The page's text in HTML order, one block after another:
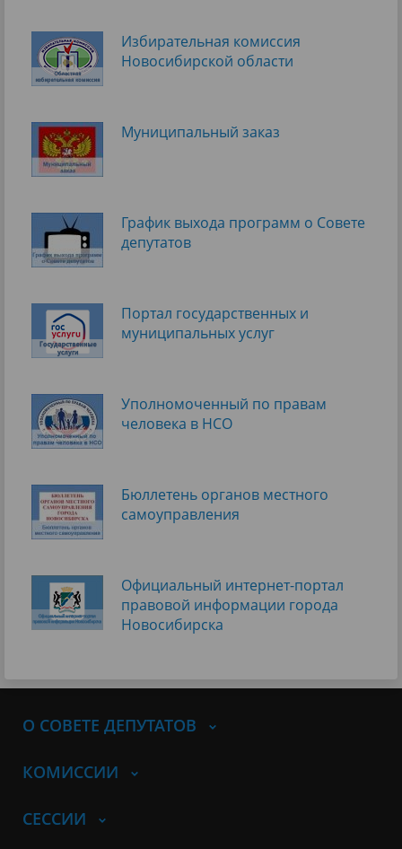
Избирательная комиссия
Новосибирской области
Муниципальный заказ
График выхода программ о Cовете
депутатов
Портал государственных и
муниципальных услуг
Уполномоченный по правам
человека в НСО
Бюллетень органов местного
самоуправления
Официальный интернет-портал
правовой информации города
Новосибирска
О СОВЕТЕ ДЕПУТАТОВ
КОМИССИИ
СЕССИИ